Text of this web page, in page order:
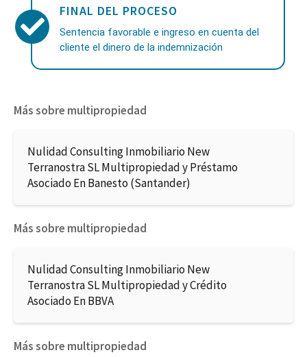
FINAL DEL PROCESO
Sentencia favorable e ingreso en cuenta del
cliente el dinero de la indemnización
Más sobre multipropiedad
Nulidad Consulting Inmobiliario New
Terranostra SL Multipropiedad y Préstamo
Asociado En Banesto (Santander)
Más sobre multipropiedad
Nulidad Consulting Inmobiliario New
Terranostra SL Multipropiedad y Crédito
Asociado En BBVA
Más sobre multipropiedad